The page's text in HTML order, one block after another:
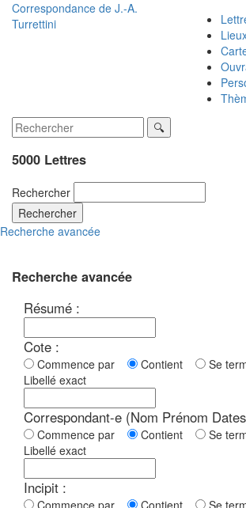
Correspondance de J.-A.
Turrettini
5000 Lettres
Rechercher
Rechercher
Recherche avancée
Recherche avancée
Résumé :
Cote :
Commence par Contient
Se
Libellé exact
Correspondant-e (Nom Prénom
Commence par Contient
Se
Libellé exact
Incipit :
Commence par Contient
Se